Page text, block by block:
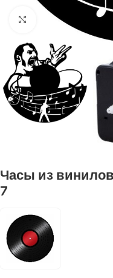
Нажмите, чтобы
Часы из
7